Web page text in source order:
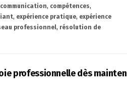
communication, compétences,
, expérience pratique, expérience
professionnel, résolution de
professionnelle dès mainten